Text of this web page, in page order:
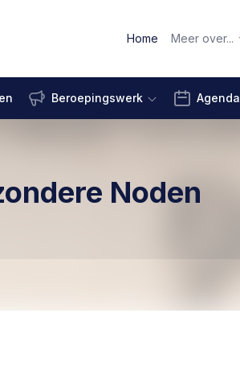
Home Meer over...
Beroepingswerk Agenda
Noden